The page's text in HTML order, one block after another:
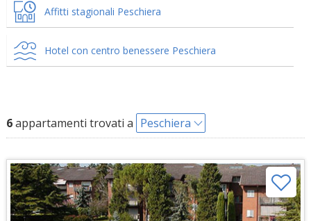
Affitti stagionali Peschiera
Hotel con centro benessere Peschiera
6appartamenti trovati a Peschiera